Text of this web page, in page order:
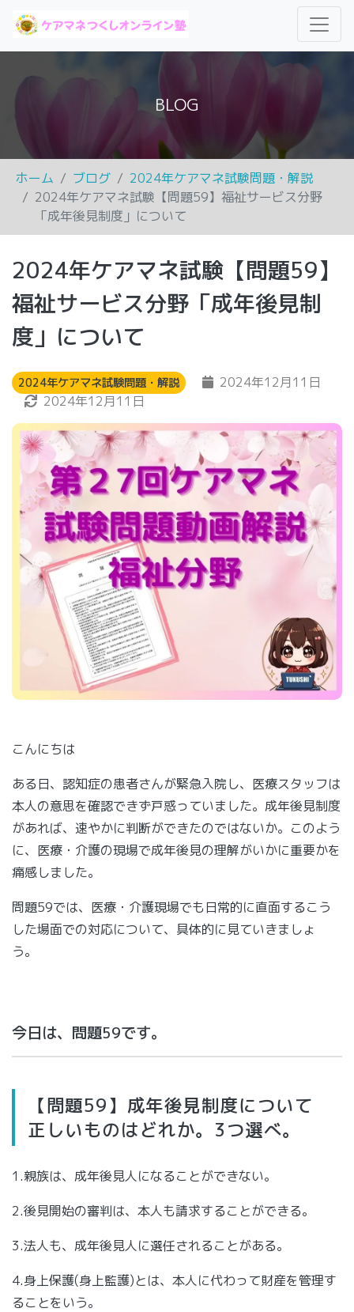
BLOG
ホーム ブログ
2024年ケアマネ試験問題・解説
2024年ケアマネ試験【問題59】福祉サービス分野
「成年後見制度」について
2024年ケアマネ試験【問題59】
福祉サービス分野「成年後見制
度」について
2024年ケアマネ試験問題・解説
2024年12月11日
2024年12月11日
こんにちは
ある日、認知症の患者さんが緊急入院し、医療スタッフは
本人の意思を確認できず戸惑っていました。成年後見制度
があれば、速やかに判断ができたのではないか。このよう
に、医療・介護の現場で成年後見の理解がいかに重要かを
痛感しました。
問題59では、医療・介護現場でも日常的に直面するこう
した場面での対応について、具体的に見ていきましょ
う。
今日は、問題59です。
【問題59】成年後見制度について
正しいものはどれか。3つ選べ。
1.親族は、成年後見人になることができない。
2.後見開始の審判は、本人も請求することができる。
3.法人も、成年後見人に選任されることがある。
4.身上保護(身上監護)とは、本人に代わって財産を管理す
ることをいう。